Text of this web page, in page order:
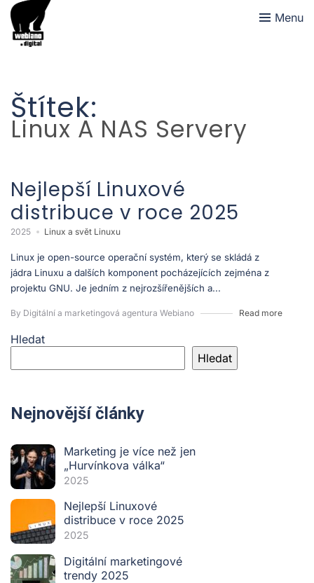
Menu
Štítek:
Linux A NAS Servery
Nejlepší Linuxové
distribuce v roce 2025
2025 Linux a svět Linuxu
Linux je open-source operační systém, který se skládá z
jádra Linuxu a dalších komponent pocházejících zejména z
projektu GNU. Je jedním z nejrozšířenějších a...
By Digitální a marketingová agentura Webiano Read more
Hledat
Hledat
Nejnovější články
Marketing je více než jen
„Hurvínkova válka“
2025
Nejlepší Linuxové
distribuce v roce 2025
2025
Digitální marketingové
trendy 2025